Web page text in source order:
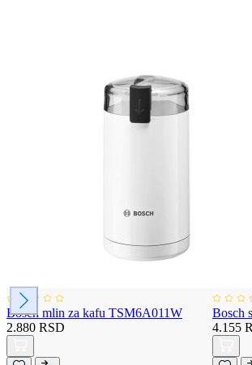
Bosch mlin za kafu TSM6A011W
2.880 RSD
Bosch
4.155